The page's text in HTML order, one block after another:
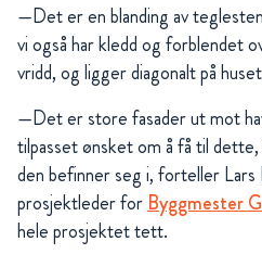
—Det er en blanding av
vi også har kledd og forblendet
vridd, og ligger diagonalt på
—Det er store fasader ut mot
tilpasset ønsket om å få til
den befinner seg i, forteller
prosjektleder for Byggmester
hele prosjektet tett.